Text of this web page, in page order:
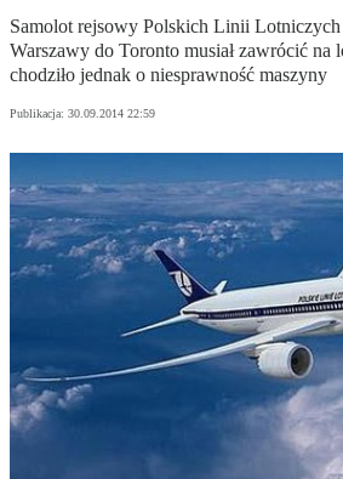
Samolot rejsowy Polskich Linii
Warszawy do Toronto musiał zawrócić na
chodziło jednak o niesprawność maszyny
Publikacja: 30.09.2014 22:59